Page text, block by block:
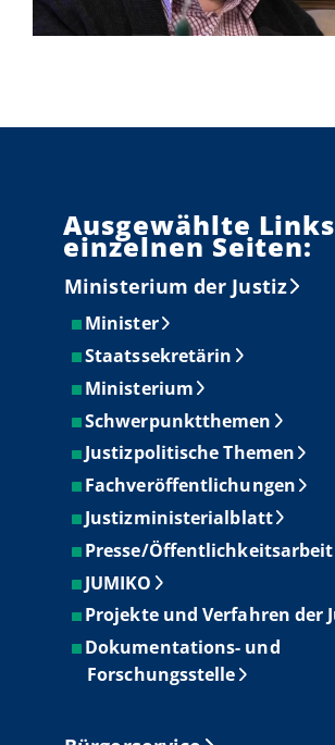
Ausgewählte
einzelnen Seiten:
Ministerium der Justiz
Minister
Staatssekretärin
Ministerium
Schwerpunktthemen
Justizpolitische Themen
Fachveröffentlichungen
Justizministerialblatt
Presse/Öffentlichkeitsarbeit
JUMIKO
Projekte und Verfahren der
Dokumentations- und
Forschungsstelle